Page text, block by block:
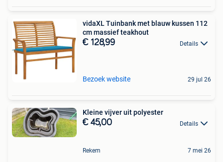
vidaXL Tuinbank met blauw kussen 112
cm massief teakhout
€ 128,99 Details
Bezoek website 29 jul 26
Kleine vijver uit polyester
€ 45,00 Details
Rekem 7 mei 26